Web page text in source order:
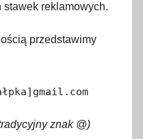
reklamowych.
przedstawimy
znak @)